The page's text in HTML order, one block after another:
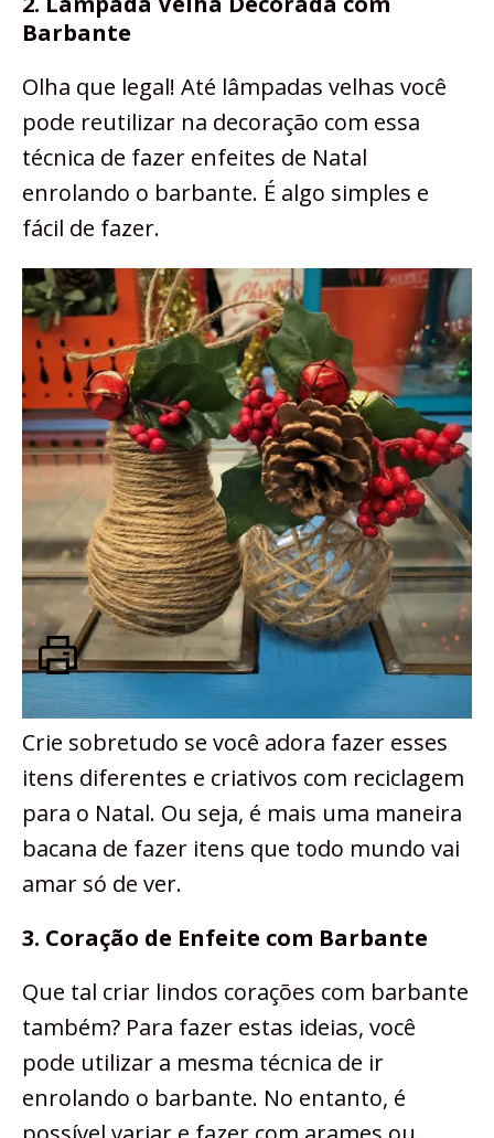
Barbante
Olha que legal! Até lâmpadas velhas você
pode reutilizar na decoração com essa
técnica de fazer enfeites de Natal
enrolando o barbante. É algo simples e
fácil de fazer.
Crie sobretudo se você adora fazer esses
itens diferentes e criativos com reciclagem
para o Natal. Ou seja, é mais uma maneira
bacana de fazer itens que todo mundo vai
amar só de ver.
3. Coração de Enfeite com Barbante
Que tal criar lindos corações com barbante
também? Para fazer estas ideias, você
pode utilizar a mesma técnica de ir
enrolando o barbante. No entanto, é